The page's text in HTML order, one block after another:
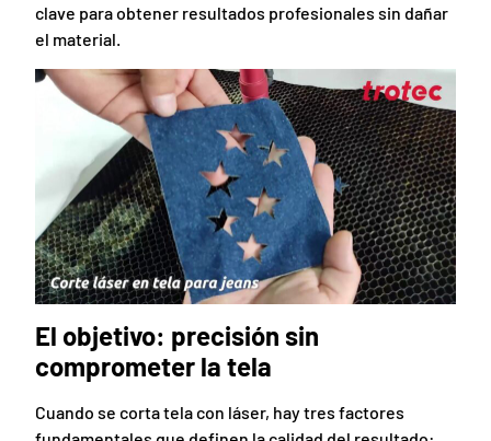
clave para obtener resultados profesionales sin dañar
el material.
El objetivo: precisión sin
comprometer la tela
Cuando se corta tela con láser, hay tres factores